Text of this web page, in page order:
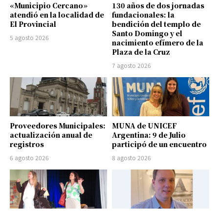
«Municipio Cercano»
atendió en la localidad de
El Provincial
5 agosto 2026
130 años de dos jornadas
fundacionales: la
bendición del templo de
Santo Domingo y el
nacimiento efímero de la
Plaza de la Cruz
7 agosto 2026
Proveedores Municipales:
actualización anual de
registros
6 agosto 2026
MUNA de UNICEF
Argentina: 9 de Julio
participó de un encuentro
8 agosto 2026